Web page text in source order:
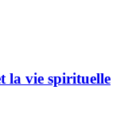
la vie spirituelle